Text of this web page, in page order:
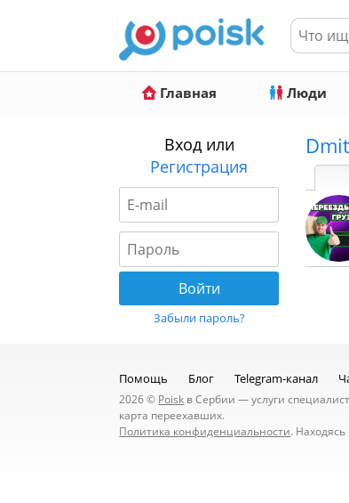
Главная Люди
Вход или
Регистрация
Забыли пароль?
Помощь Блог Telegram-канал
2026 © Poisk в Сербии — услуги
карта переехавших.
Политика конфиденциальности.